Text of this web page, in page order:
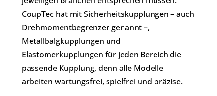
CoupTec hat mit Sicherheitskupplungen – auch
Drehmomentbegrenzer genannt –,
Metallbalgkupplungen und
Elastomerkupplungen für jeden Bereich die
passende Kupplung, denn alle Modelle
arbeiten wartungsfrei, spielfrei und präzise.